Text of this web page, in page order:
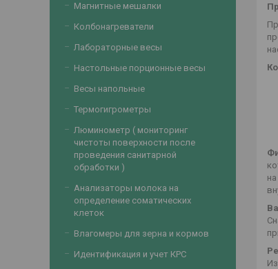
Магнитные мешалки
Колбонагреватели
Лабораторные весы
Настольные порционные весы
Весы напольные
Термогигрометры
Люминометр ( мониторинг
чистоты поверхности после
проведения санитарной
обработки )
Анализаторы молока на
определение соматических
клеток
Влагомеры для зерна и кормов
Идентификация и учет КРС